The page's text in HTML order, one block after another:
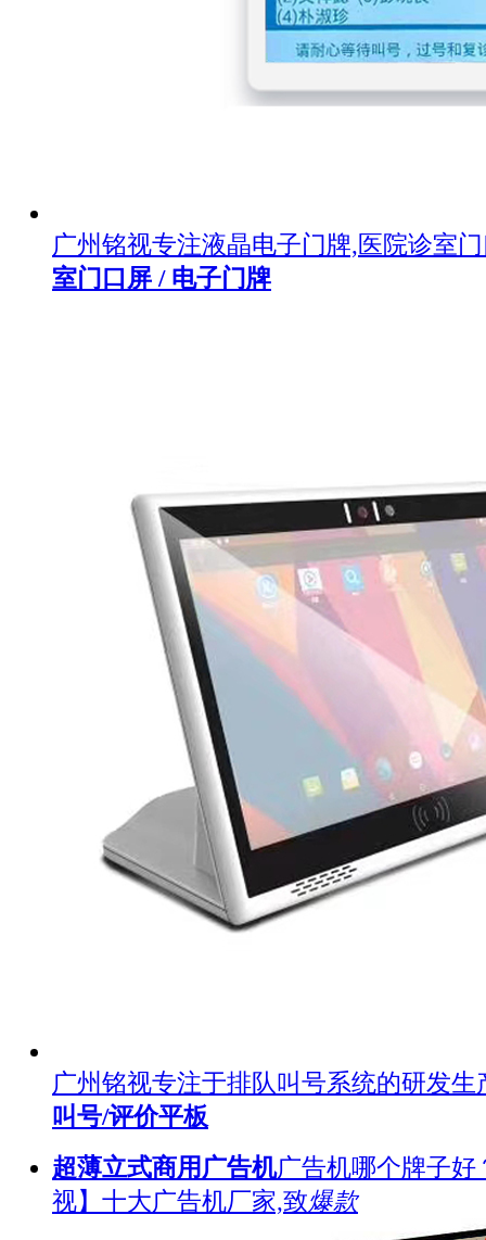
广州铭视专注液晶电子门牌,医院诊室
室门口屏 / 电子门牌
广州铭视专注于排队叫号系统的研发
叫号/评价平板
超薄立式商用广告机广告机哪个牌子好
视】十大广告机厂家,致爆款